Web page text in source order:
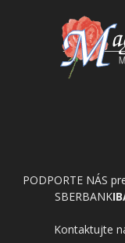
PODPORTE NÁS
SBERBANK
Kontaktujte